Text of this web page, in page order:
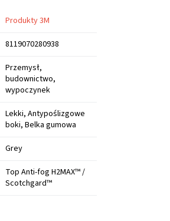
Produkty 3M
8119070280938
Przemysł,
budownictwo,
wypoczynek
Lekki, Antypoślizgowe
boki, Belka gumowa
Grey
Top Anti-fog H2MAX™ /
Scotchgard™